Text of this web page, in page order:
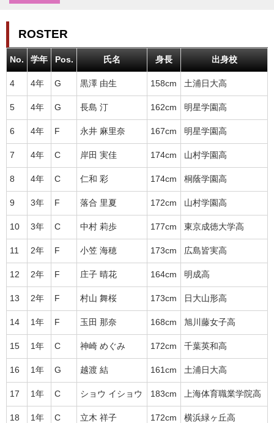
ROSTER
No. 学年 Pos. 氏名 身長 出身校
4 4年 G 黒澤 由生 158cm 土浦日大高
5 4年 G 長島 汀 162cm 明星学園高
6 4年 F 永井 麻里奈 167cm 明星学園高
7 4年 C 岸田 実佳 174cm 山村学園高
8 4年 C 仁和 彩 174cm 桐蔭学園高
9 3年 F 落合 里夏 172cm 山村学園高
10 3年 C 中村 莉歩 177cm 東京成徳大学高
11 2年 F 小笠 海穂 173cm 広島皆実高
12 2年 F 庄子 晴花 164cm 明成高
13 2年 F 村山 舞桜 173cm 日大山形高
14 1年 F 玉田 那奈 168cm 旭川藤女子高
15 1年 C 神崎 めぐみ 172cm 千葉英和高
16 1年 G 越渡 結 161cm 土浦日大高
17 1年 C ショウ イショウ 183cm 上海体育職業学院高
18 1年 C 立木 祥子 172cm 横浜緑ヶ丘高